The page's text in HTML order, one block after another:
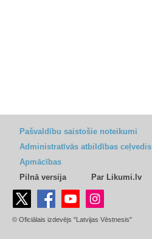
Pašvaldību saistošie noteikumi
Administratīvās atbildības ceļvedis
Apmācības
Pilnā versija
Par Likumi.lv
© Oficiālais izdevējs "Latvijas Vēstnesis"